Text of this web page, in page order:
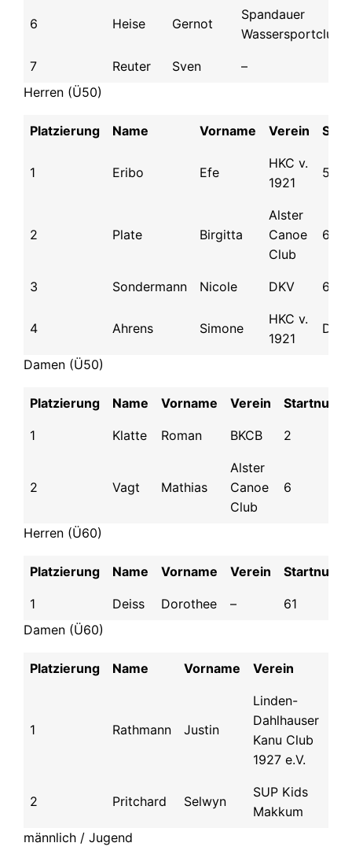
6 Heise Gernot
Spandauer
Wassersportclub
7 Reuter Sven
–
Herren (Ü50)
Platzierung Name Vorname Verein
1 Eribo Efe
HKC v.
1921
52
2 Plate Birgitta
Alster
Canoe
Club
62
3 Sondermann Nicole DKV 69
4 Ahrens Simone
HKC v.
1921
DNS
Damen (Ü50)
Platzierung Name Vorname Verein
1 Klatte Roman BKCB 2
2 Vagt Mathias
Alster
Canoe
Club
6
Herren (Ü60)
Platzierung Name Vorname Verein
1 Deiss Dorothee –
61
Damen (Ü60)
Platzierung Name Vorname Verein
1 Rathmann Justin
Linden-
Dahlhauser
Kanu Club
1927 e.V.
2 Pritchard Selwyn
SUP Kids
Makkum
männlich / Jugend